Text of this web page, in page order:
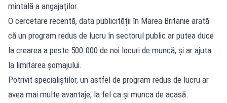
mintală a angajaţilor.
O cercetare recentă, data publicității în Marea Britanie arată
că un program redus de lucru în sectorul public ar putea duce
la crearea a peste 500.000 de noi locuri de muncă, și ar ajuta
la limitarea șomajului.
Potrivit specialiștilor, un astfel de program redus de lucru ar
avea mai multe avantaje, la fel ca și munca de acasă.